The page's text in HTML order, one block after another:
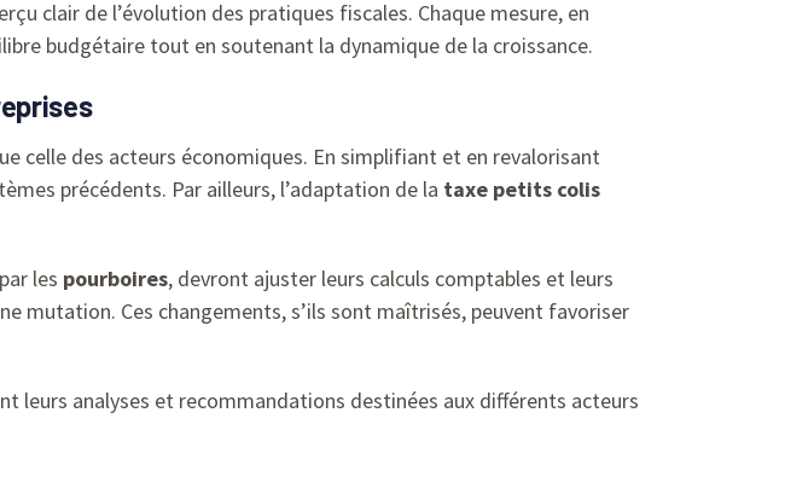
clair de l’évolution des pratiques fiscales. Chaque mesure, en
budgétaire tout en soutenant la dynamique de la croissance.
celle des acteurs économiques. En simplifiant et en revalorisant
précédents. Par ailleurs, l’adaptation de la taxe petits colis
les pourboires, devront ajuster leurs calculs comptables et leurs
mutation. Ces changements, s’ils sont maîtrisés, peuvent favoriser
leurs analyses et recommandations destinées aux différents acteurs